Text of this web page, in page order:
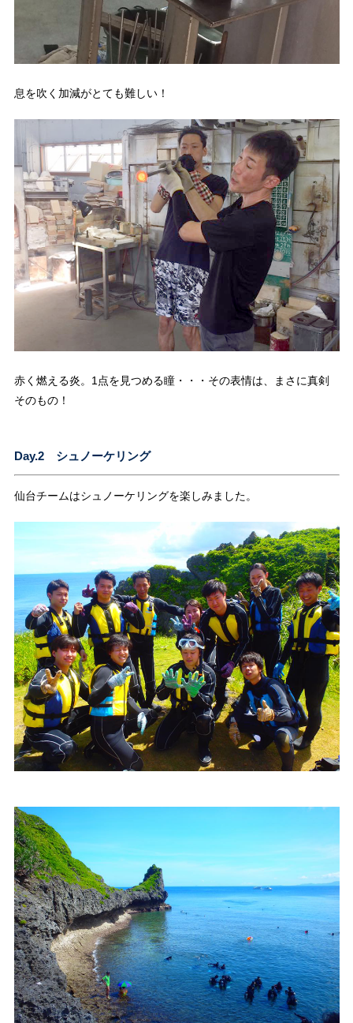
息を吹く加減がとても難しい！
赤く燃える炎。1点を見つめる瞳・・・その表情は、まさに真剣
そのもの！
Day.2 シュノーケリング
仙台チームはシュノーケリングを楽しみました。